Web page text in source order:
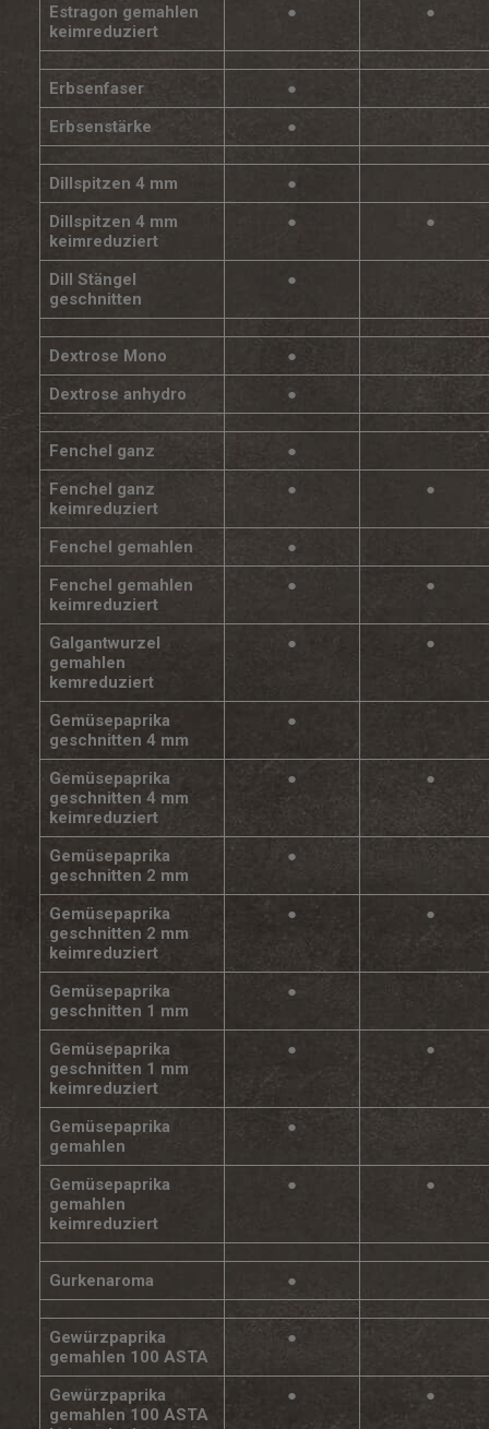
Estragon gemahlen
keimreduziert
● ●
Erbsenfaser
●
Erbsenstärke
●
Dillspitzen 4 mm
●
Dillspitzen 4 mm
keimreduziert
● ●
Dill Stängel
geschnitten
●
Dextrose Mono
●
Dextrose anhydro
●
Fenchel ganz
●
Fenchel ganz
keimreduziert
● ●
Fenchel gemahlen
●
Fenchel gemahlen
keimreduziert
● ●
Galgantwurzel
gemahlen
kemreduziert
● ●
Gemüsepaprika
geschnitten 4 mm
●
Gemüsepaprika
geschnitten 4 mm
keimreduziert
● ●
Gemüsepaprika
geschnitten 2 mm
●
Gemüsepaprika
geschnitten 2 mm
keimreduziert
● ●
Gemüsepaprika
geschnitten 1 mm
●
Gemüsepaprika
geschnitten 1 mm
keimreduziert
● ●
Gemüsepaprika
gemahlen
●
Gemüsepaprika
gemahlen
keimreduziert
● ●
Gurkenaroma ●
Gewürzpaprika
gemahlen 100 ASTA
●
Gewürzpaprika
gemahlen 100 ASTA
● ●